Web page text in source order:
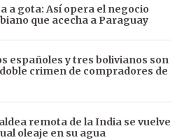
a gota: Así opera el negocio
que acecha a Paraguay
españoles y tres bolivianos son
crimen de compradores de
remota de la India se vuelve
oleaje en su agua